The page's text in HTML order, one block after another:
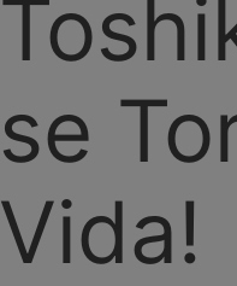
se
Vida!